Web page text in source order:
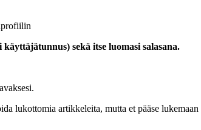
sekä itse luomasi salasana.
lukottomia artikkeleita, mutta et pääse